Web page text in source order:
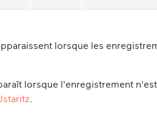
lorsque les
lorsque l'enregistrement